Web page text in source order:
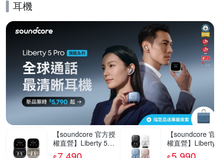
耳機
【soundcore 官方授
權直營】Liberty 5 P
ro Max AI降噪真無
【soundcore 官
權直營】Liberty
ro AI降噪真無線